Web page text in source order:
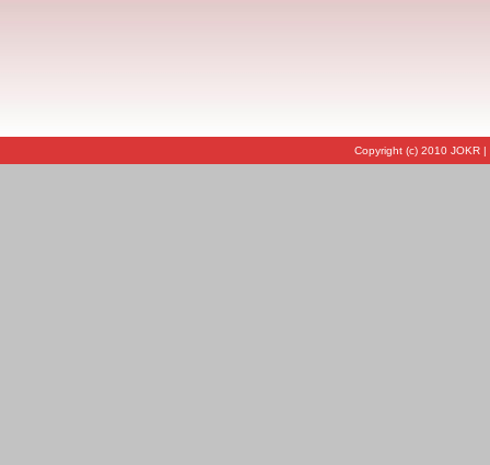
Copyright (c) 2010 JOKR